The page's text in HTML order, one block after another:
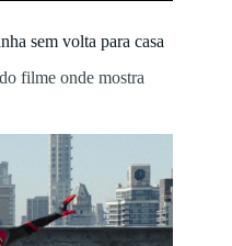
sem volta para casa
filme onde mostra